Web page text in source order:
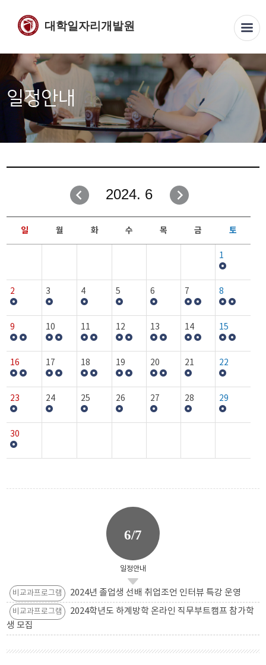
대학일자리개발원
일정안내
2024. 6
일 월 화 수 목 금 토
1
2 3 4 5 6 7 8
9 10 11 12 13 14 15
16 17 18 19 20 21 22
23 24 25 26 27 28 29
30
6/7
일정안내
비교과프로그램 2024년 졸업생 선배 취업조언 인터뷰 특강 운영
비교과프로그램
2024학년도 하계방학 온라인 직무부트캠프 참가학
생 모집